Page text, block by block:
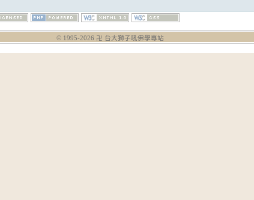
© 1995-2026 卍 台大獅子吼佛學專站